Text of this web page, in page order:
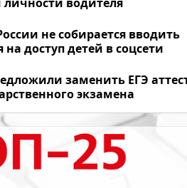
не собирается вводить
доступ детей в соцсети
заменить ЕГЭ
экзамена